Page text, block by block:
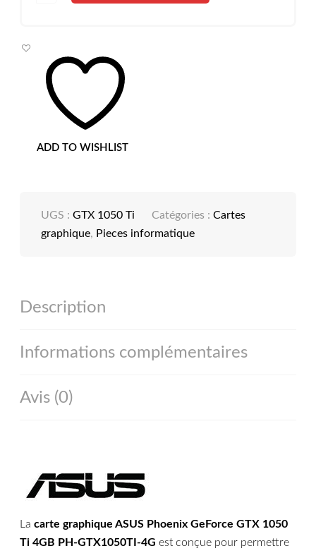
1050
4GB
PH-
GTX1050TI-
ADD TO WISHLIST
UGS :GTX 1050 Ti Catégories :Cartes
graphique, Pieces informatique
Description
Informations complémentaires
Avis (0)
Lacarte graphique ASUS Phoenix GeForce GTX 1050
Ti 4GB PH-GTX1050TI-4Gest conçue pour permettre